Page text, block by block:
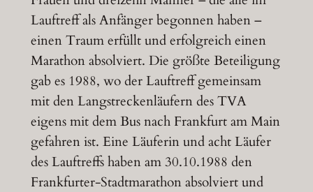
Lauftreff als Anfänger begonnen haben –
einen Traum erfüllt und erfolgreich einen
Marathon absolviert. Die größte Beteiligung
gab es 1988, wo der Lauftreff gemeinsam
mit den Langstreckenläufern des TVA
eigens mit dem Bus nach Frankfurt am Main
gefahren ist. Eine Läuferin und acht Läufer
des Lauftreffs haben am 30.10.1988 den
Frankfurter-Stadtmarathon absolviert und